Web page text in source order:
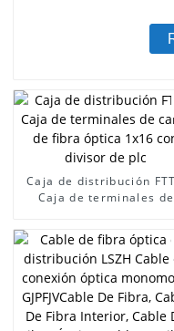
Caja de distribución
Caja de terminales de